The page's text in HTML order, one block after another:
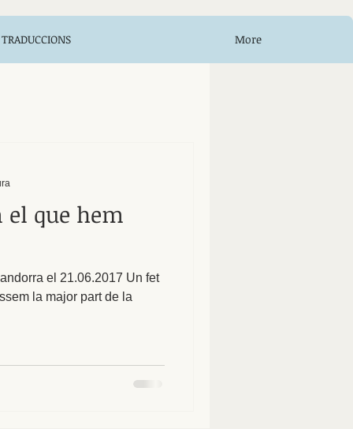
TRADUCCIONS More
el que hem
el 21.06.2017 Un fet
la major part de la